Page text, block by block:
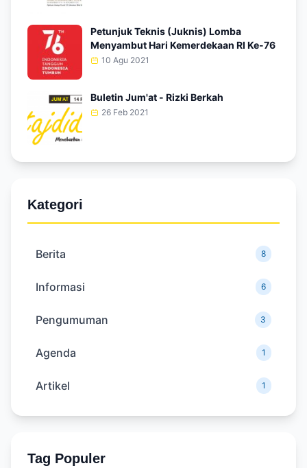
Petunjuk Teknis (Juknis) Lomba
Menyambut Hari Kemerdekaan RI Ke-76
10 Agu 2021
Buletin Jum'at - Rizki Berkah
26 Feb 2021
Kategori
Berita 8
Informasi 6
Pengumuman 3
Agenda 1
Artikel 1
Tag Populer